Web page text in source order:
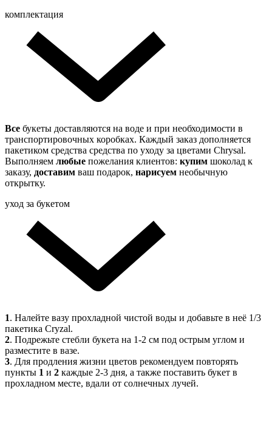
комплектация
Все букеты доставляются на воде и при необходимости в
транспортировочных коробках. Каждый заказ дополняется
пакетиком средства средства по уходу за цветами Chrysal.
Выполняем любые пожелания клиентов: купим шоколад к
заказу, доставим ваш подарок, нарисуем необычную
открытку.
уход за букетом
1. Налейте вазу прохладной чистой воды и добавьте в неё 1/3
пакетика Cryzal.
2. Подрежьте стебли букета на 1-2 см под острым углом и
разместите в вазе.
3. Для продления жизни цветов рекомендуем повторять
пункты 1 и 2 каждые 2-3 дня, а также поставить букет в
прохладном месте, вдали от солнечных лучей.